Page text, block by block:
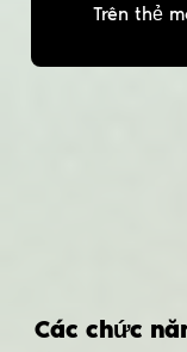
Trên thẻ
Các chức